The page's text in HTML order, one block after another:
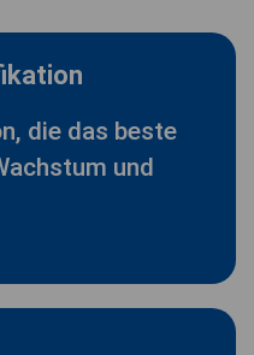
die das beste
und